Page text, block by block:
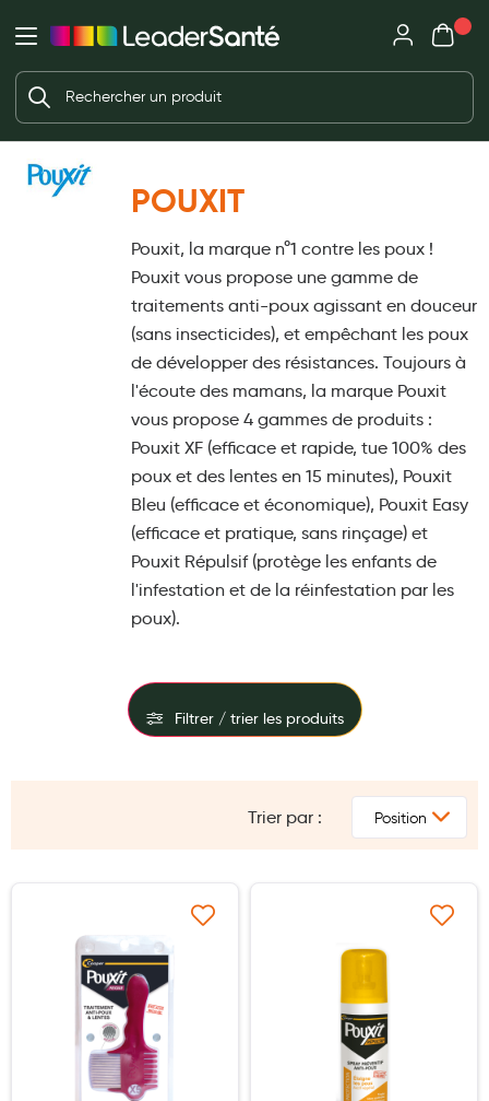
Ma Pharmacie LeaderSanté
Ouvrir l'application
Ouvrir
Créer un compte
Mon
Votre panier est vide
Beauté et soin
Visage
Soins mains et ongles
Dentifrices et bains de bouche
Brosses à dents et accessoires dentaires
Crème solaire - Visage et corps
Préservatifs - Gels lubrifiants
Laits infantiles
Biberons et tétines
Toilette du bébé
POUXIT
Pouxit, la marque n°1 contre les poux !
Pouxit vous propose une gamme de
traitements anti-poux agissant en douceur
(sans insecticides), et empêchant les poux
de développer des résistances. Toujours à
l'écoute des mamans, la marque Pouxit
vous propose 4 gammes de produits :
Pouxit XF (efficace et rapide, tue 100% des
poux et des lentes en 15 minutes), Pouxit
Bleu (efficace et économique), Pouxit Easy
(efficace et pratique, sans rinçage) et
Pouxit Répulsif (protège les enfants de
l'infestation et de la réinfestation par les
poux).
Trier par :
Ajouter à ma liste d’envie Ajouter à ma liste
Filtrer / trier les produits